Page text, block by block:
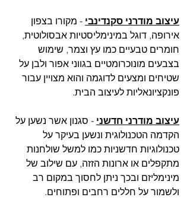
עיצוב מודרני סקנדינבי - מקורו בצפון
אירופה, דוגל במינימליסטיות אבסולוטית,
חומרים טבעיים כמו עץ וצמר, שימוש
בצבעים מונוכרומטיים בגווני אפור ולבן על
שטיחים ומצעים לדוגמה והוא מצויין עבור
פונקציונאליות לעיצוב הבית.
עיצוב מודרני חדשני - סגנון אשר נשען על
הקדמה הטכנולוגית ונשען בעיקר על
טכנולוגיות חדשניות כמו למשל שולחנות
מתקפלים או ארונות הזזה, עם שילוב של
מינימליזם ובכך ניתן לחסוך במקום רב
ולשמור על חללים רחבים ופתוחים.